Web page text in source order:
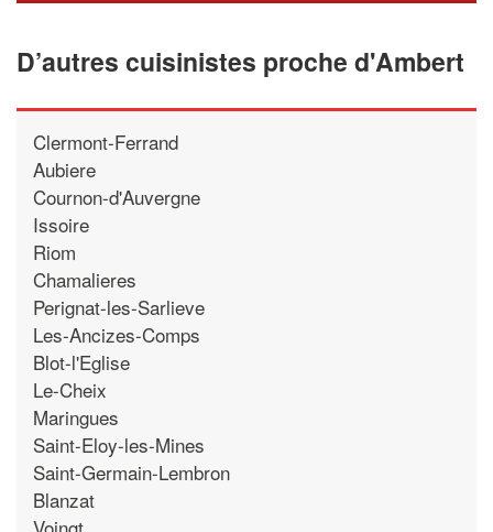
D’autres cuisinistes proche d'Ambert
Clermont-Ferrand
Aubiere
Cournon-d'Auvergne
Issoire
Riom
Chamalieres
Perignat-les-Sarlieve
Les-Ancizes-Comps
Blot-l'Eglise
Le-Cheix
Maringues
Saint-Eloy-les-Mines
Saint-Germain-Lembron
Blanzat
Voingt